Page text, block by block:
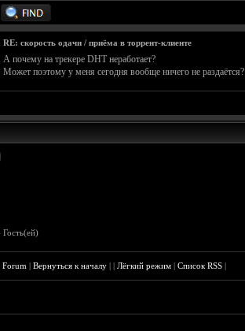
RE: скорость одачи / приёма в торрент-клиенте
А почему на трекере DHT неработает?
Может поэтому у меня сегодня вообще ничего не раздаётся?
Гость(ей)
Forum |Вернуться к началу ||Лёгкий режим |Список RSS |